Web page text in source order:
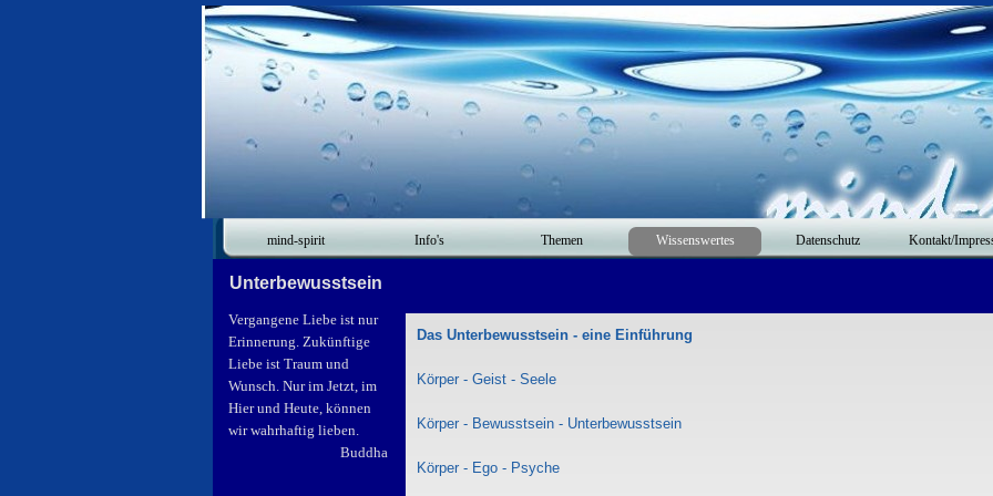
mind-spirit Info's Themen Wissenswertes Datenschutz Kontakt/
Unterbewusstsein
Vergangene Liebe ist nur
Erinnerung. Zukünftige
Liebe ist Traum und
Wunsch. Nur im Jetzt, im
Hier und Heute, können
wir wahrhaftig lieben.
Buddha
Das Unterbewusstsein - eine Einführung
Körper - Geist - Seele
Körper - Bewusstsein - Unterbewusstsein
Körper - Ego - Psyche